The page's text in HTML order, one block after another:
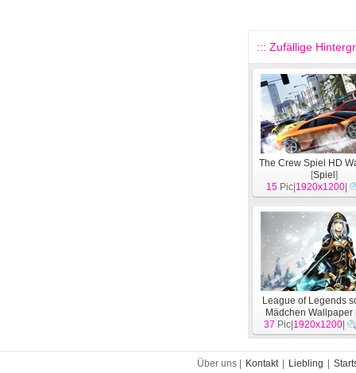
::: Zufällige
The Crew Spiel HD
[Spiel ]
15 Pic| 1920x1200
League of Legends
Mädchen Wallpaper
37 Pic| 1920x1200
Über uns | Kontakt Liebling